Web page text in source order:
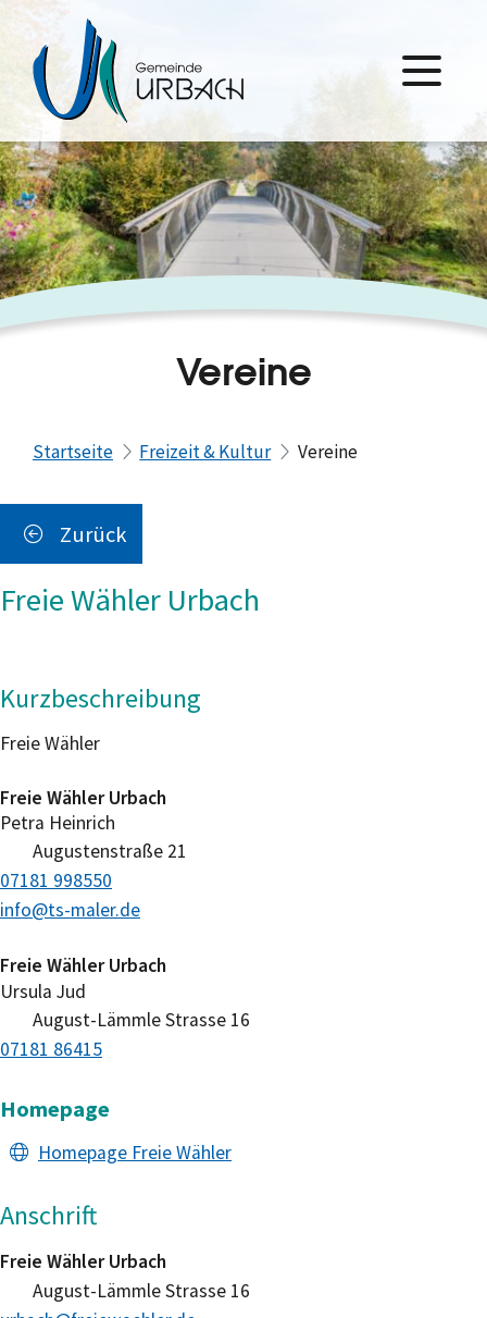
Vereine
Startseite Freizeit & Kultur Vereine
Zurück
Freie Wähler Urbach
Kurzbeschreibung
Freie Wähler
Petra Heinrich
Freie Wähler Urbach
Augustenstraße 21
info@ts-maler.de
07181 998550
Ursula Jud
Freie Wähler Urbach
August-Lämmle Strasse 16
07181 86415
Homepage
Homepage Freie Wähler
Anschrift
Freie Wähler Urbach
August-Lämmle Strasse 16